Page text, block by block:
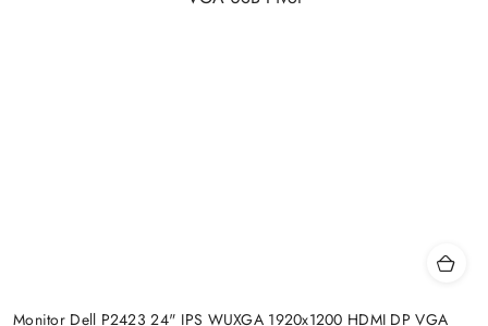
Monitor Dell P2423 24" IPS WUXGA 1920x1200 HDMI DP VGA